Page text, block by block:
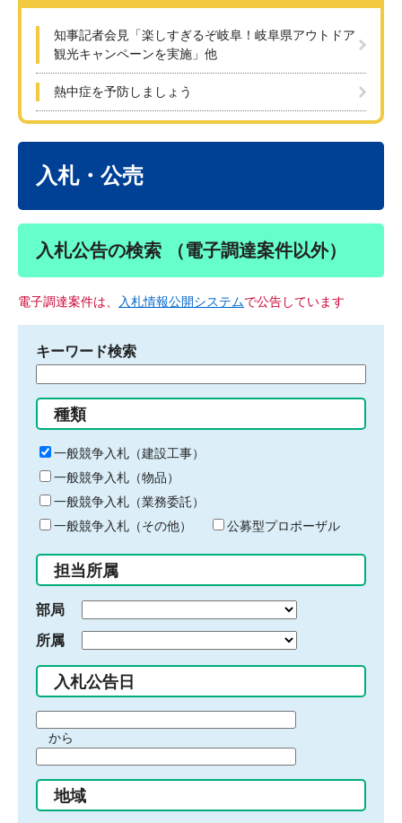
知事記者会見「楽しすぎるぞ岐阜！岐阜県アウトドア
観光キャンペーンを実施」他
熱中症を予防しましょう
入札・公売
入札公告の検索 （電子調達案件以外）
電子調達案件は、 入札情報公開システムで公告しています
キーワード検索
る
キ
ー
ワ
ー
ド
入
力
種類
一般競争入札（建設工事）
一般競争入札（物品）
一般競争入札（業務委託）
一般競争入札（その他）
公募型プロポーザル
担当所属
部局
所属
入札公告日
間
始
り
から
間
終
地域